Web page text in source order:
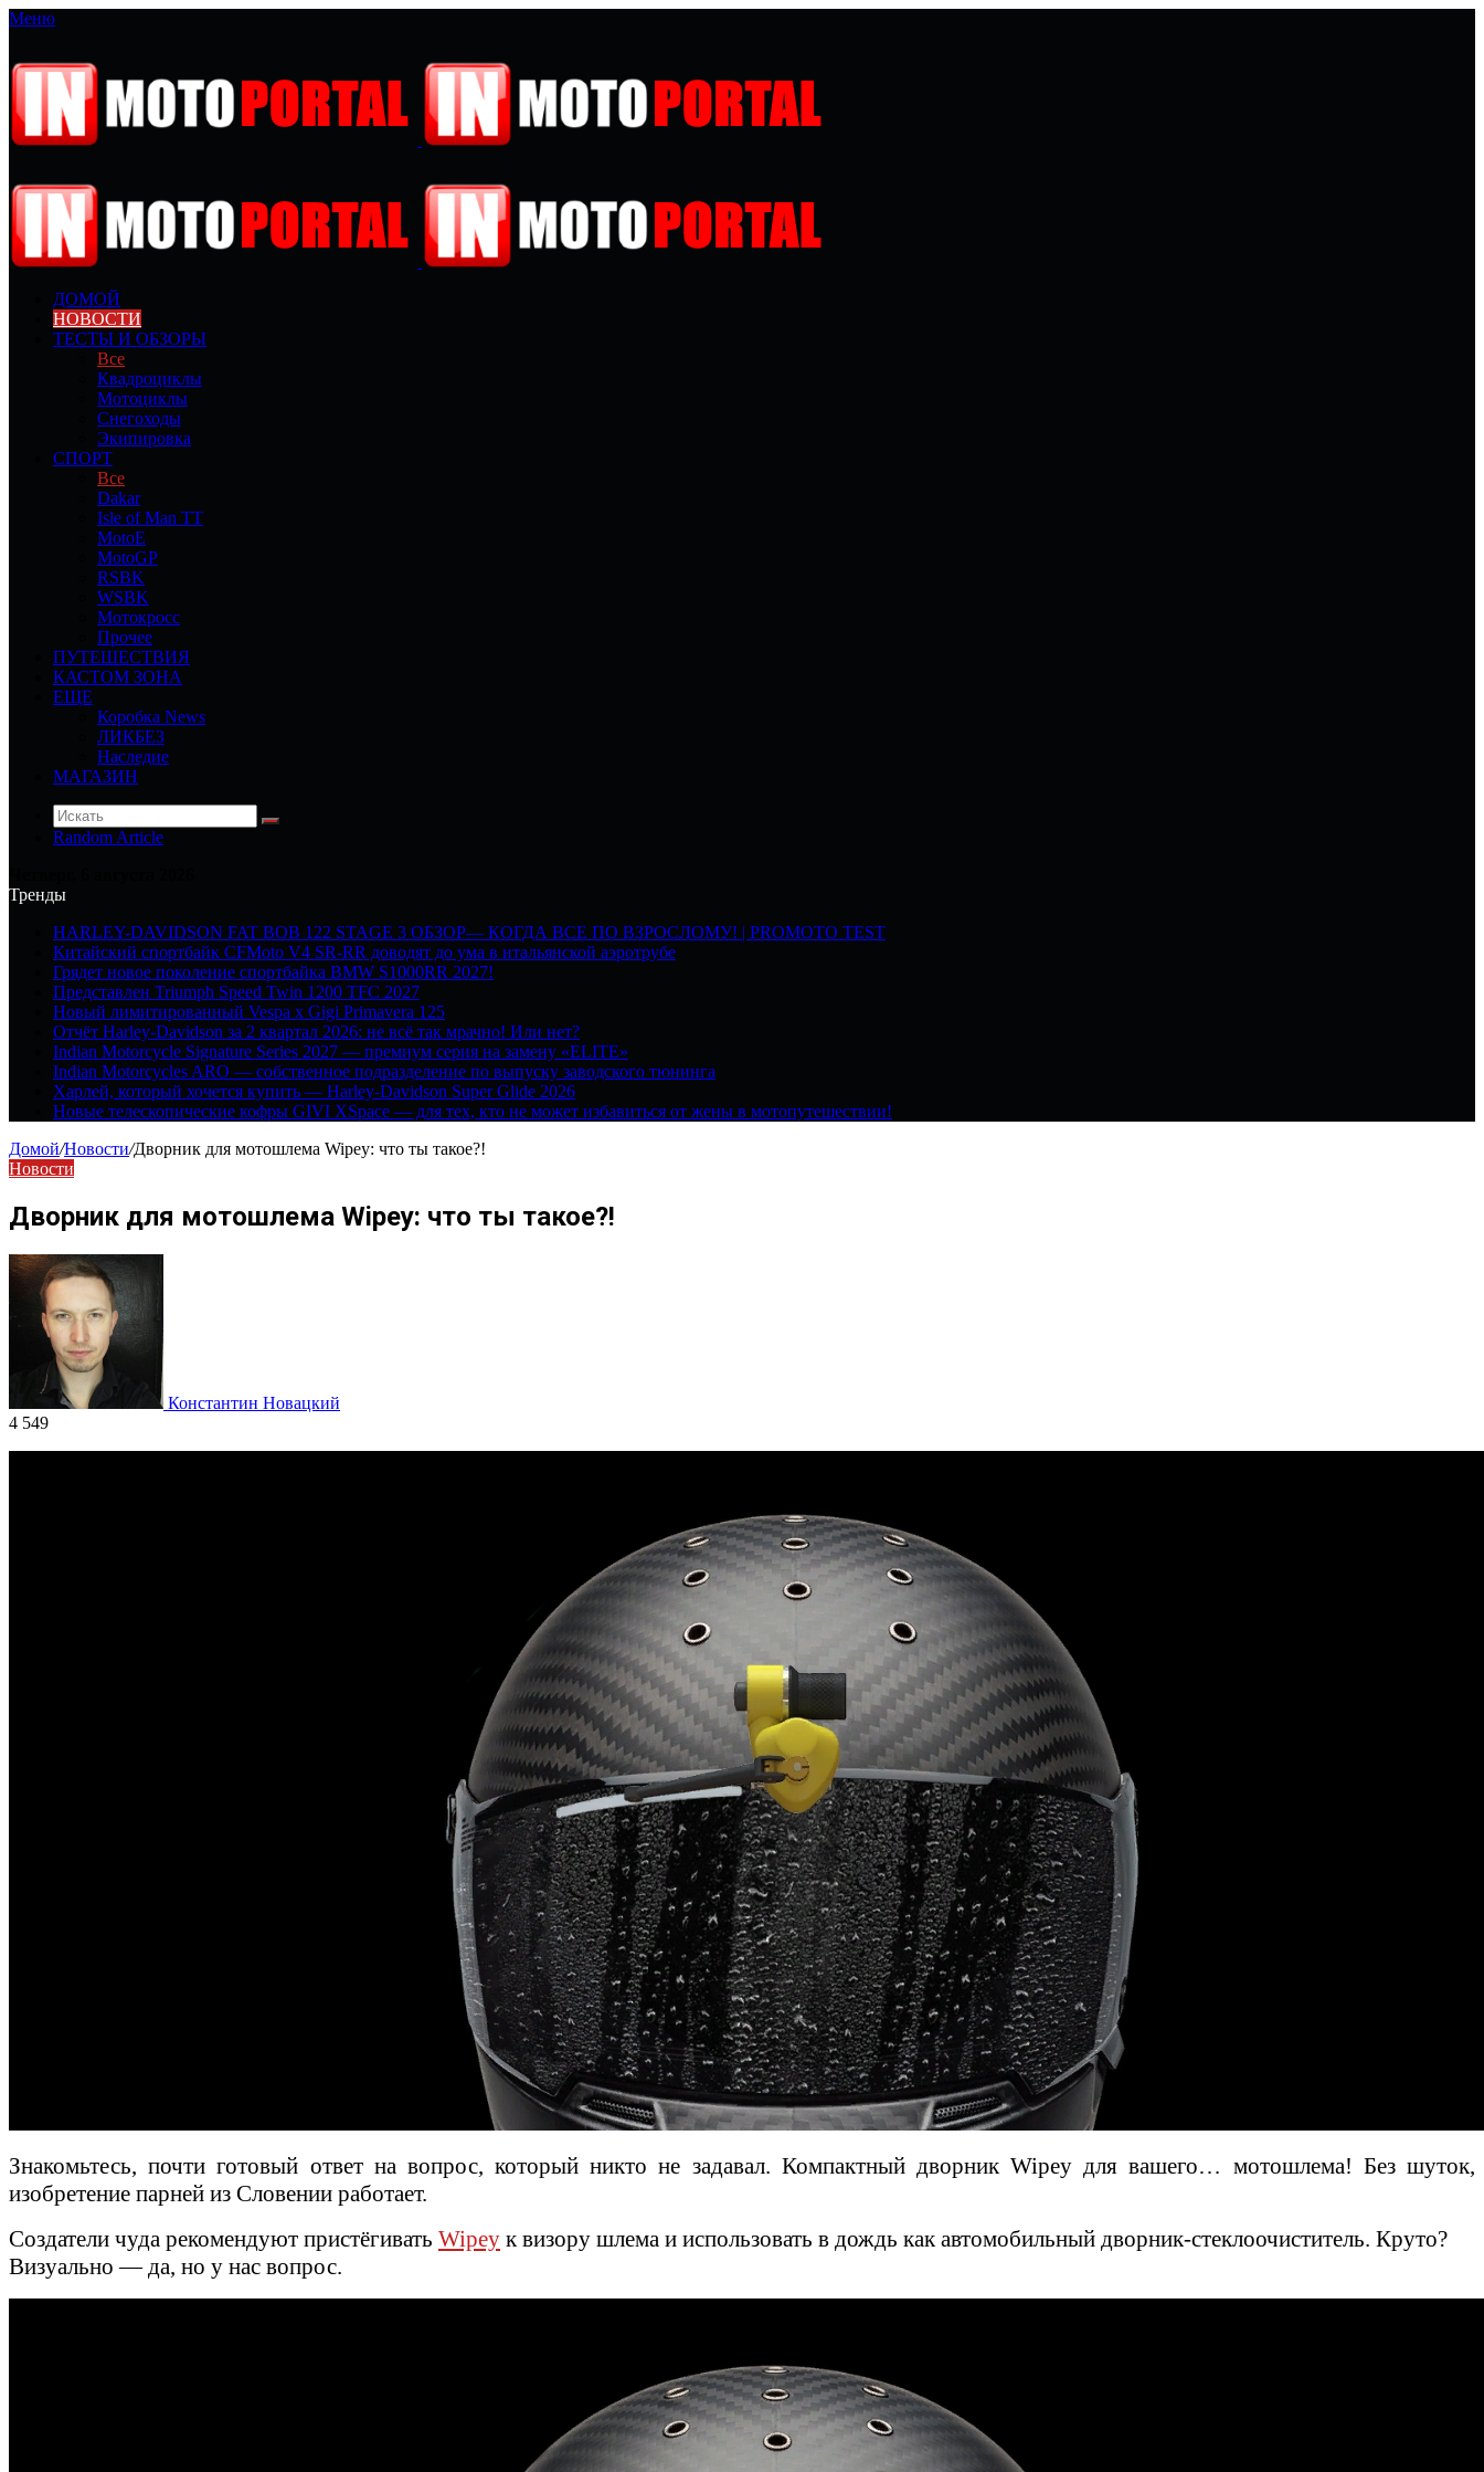
Меню
ДОМОЙ
НОВОСТИ
ТЕСТЫ И ОБЗОРЫ
Все
Квадроциклы
Мотоциклы
Снегоходы
Экипировка
СПОРТ
Все
Dakar
Isle of Man TT
MotoE
MotoGP
RSBK
WSBK
Мотокросс
Прочее
ПУТЕШЕСТВИЯ
КАСТОМ ЗОНА
ЕЩЕ
Коробка News
ЛИКБЕЗ
Наследие
МАГАЗИН
Random Article
Тренды
HARLEY-DAVIDSON FAT BOB 122 STAGE 3 ОБЗОР— КОГДА ВСЕ ПО ВЗРОСЛОМУ! | PROMOTO TEST
Китайский спортбайк CFMoto V4 SR-RR доводят до ума в итальянской аэротрубе
Грядет новое поколение спортбайка BMW S1000RR 2027!
Представлен Triumph Speed Twin 1200 TFC 2027
Новый лимитированный Vespa x Gigi Primavera 125
Отчёт Harley-Davidson за 2 квартал 2026: не всё так мрачно! Или нет?
Indian Motorcycle Signature Series 2027 — премиум серия на замену «ELITE»
Indian Motorcycles ARO — собственное подразделение по выпуску заводского тюнинга
Харлей, который хочется купить — Harley-Davidson Super Glide 2026
Новые телескопические кофры GIVI XSpace — для тех, кто не может избавиться от жены в мотопутешествии!
Домой/Новости/Дворник для мотошлема Wipey: что ты такое?!
Новости
Дворник для мотошлема Wipey: что ты такое?!
Константин Новацкий
4 549
Знакомьтесь, почти готовый ответ на вопрос, который никто не задавал. Компактный дворник Wipey для вашего… мотошлема! Без шуток,
изобретение парней из Словении работает.
Создатели чуда рекомендуют пристёгивать Wipey к визору шлема и использовать в дождь как автомобильный дворник-стеклоочиститель. Круто?
Визуально — да, но у нас вопрос.